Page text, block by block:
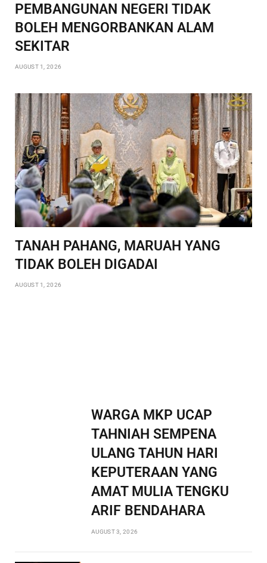
PEMBANGUNAN NEGERI TIDAK
BOLEH MENGORBANKAN ALAM
SEKITAR
AUGUST 1, 2026
TANAH PAHANG, MARUAH YANG
TIDAK BOLEH DIGADAI
AUGUST 1, 2026
WARGA MKP UCAP
TAHNIAH SEMPENA
ULANG TAHUN HARI
KEPUTERAAN YANG
AMAT MULIA TENGKU
ARIF BENDAHARA
AUGUST 3, 2026